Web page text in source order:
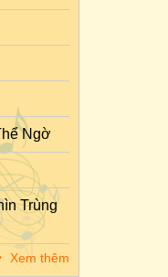
Ngờ
Trùng
Xem thêm